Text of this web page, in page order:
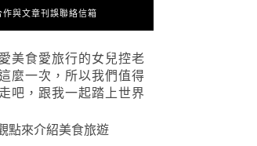
作與文章刊誤聯絡信箱
美食愛旅行的女兒控老
麼一次，所以我們值得
吧，跟我一起踏上世界
點來介紹美食旅遊